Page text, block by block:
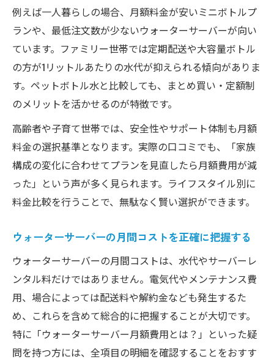
例えば一人暮らしの場合、月額料金が安いミニボトルプ
ランや、最低注文数が少ないウォーターサーバーが向い
ています。ファミリー世帯では定期配送や大容量ボトル
の方が1リットルあたりの水代が抑えられる傾向がありま
す。ペットボトル水と比較しても、まとめ買い・定額制
のメリットを活かせるのが特徴です。
高齢者や子育て世帯では、安全性やサポート体制も月額
料金の選択基準となります。実際の口コミでも、「家族
構成の変化に合わせてプランを見直したら月額費用が減
った」という声が多く見られます。ライフスタイル別に
料金比較を行うことで、無駄なく賢い選択ができます。
ウォーターサーバーの月間コストを正確に把握する
ウォーターサーバーの月間コストは、水代やサーバーレ
ンタル料だけではありません。電気代やメンテナンス費
用、場合によっては配送料や解約金なども発生するた
め、これらを含めて総合的に把握することが大切です。
特に「ウォーターサーバー月額費用とは？」といった疑
問を持つ方には、全項目の明細を確認することをおすす